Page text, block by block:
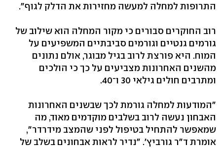
התרופות למחלה למעשה מחזירות את הדלק לגוף".
רוב החוקרים סבורים כי מקור המחלה הוא שילוב של
גורמים גנטיים וגורמים סביבתיים המשפיעים על
המוח. היא פורצת לרוב בגיל מבוגר, אולם נתונים
מהשנים האחרונות מצביעים על כך כי הולכים
ומתרבים חולים גילאי 30 ו־40.
"המודעות למחלה גורמת לכך שבשנים האחרונות
האבחון נעשה לרוב בשלבים מוקדמים מאוד, מה
שמאפשר להתחיל בטיפול לפני שהמצב מידרדר",
אומרת ד"ר גורביץ'. "נדיר לראות אבחונים בשלב של